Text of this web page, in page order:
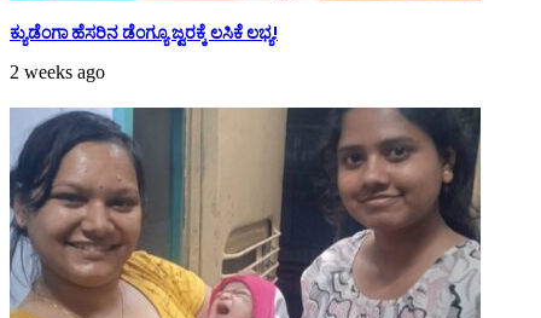
ಕ್ಯುಡೆಂಗಾ ಹೆಸರಿನ ಡೆಂಗ್ಯೂ ಜ್ವರಕ್ಕೆ ಲಸಿಕೆ ಲಭ್ಯ!
2 weeks ago